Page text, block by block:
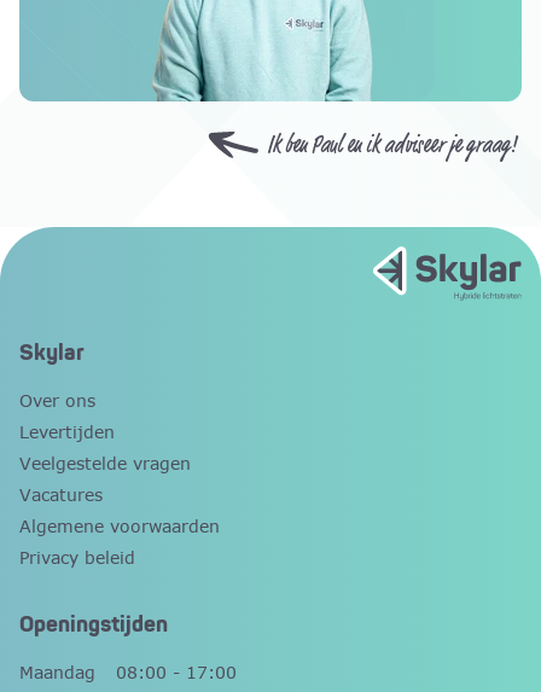
Ik ben Paul en ik adviseer je graag!
Openingstijden
Maandag
08:00 - 17:00
Skylar
Over ons
Levertijden
Veelgestelde vragen
Vacatures
Algemene voorwaarden
Privacy beleid